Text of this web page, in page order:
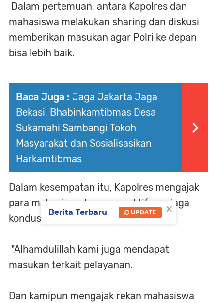
Dalam pertemuan, antara Kapolres dan
mahasiswa melakukan sharing dan diskusi
memberikan masukan agar Polri ke depan
bisa lebih baik.
Baca Juga : Jaga Jakarta Jaga
Bekasi, Bhabinkamtibmas Desa
Sukamahi Sambangi Tokoh
Masyarakat dan Sosialisasikan
Harkamtibmas
Dalam kesempatan itu, Kapolres mengajak
para mahasiswa berperan aktif menjaga
kondusifitas kamtibmas.
"Alhamdulillah kami juga mendapat
masukan terkait pelayanan.
Dan kamipun mengajak rekan mahasiswa
×
Berita Terbaru UPDATE